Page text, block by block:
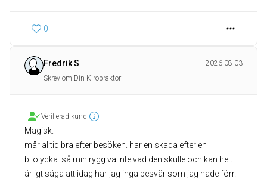
0
Fredrik S
2026-08-03
Skrev om Din Kiropraktor
Verifierad kund
Magisk.
mår alltid bra efter besöken. har en skada efter en
bilolycka. så min rygg va inte vad den skulle och kan helt
ärligt säga att idag har jag inga besvär som jag hade förr.